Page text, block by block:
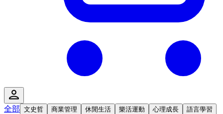
全部 文史哲 商業管理 休閒生活 樂活運動 心理成長
語言學習